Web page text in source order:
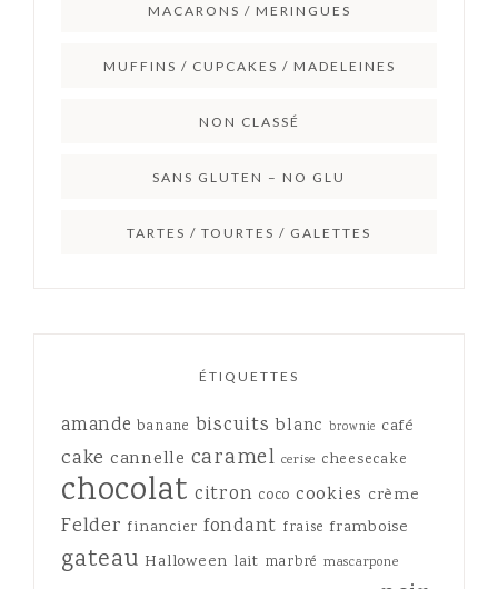
MACARONS / MERINGUES
MUFFINS / CUPCAKES / MADELEINES
NON CLASSÉ
SANS GLUTEN – NO GLU
TARTES / TOURTES / GALETTES
ÉTIQUETTES
amande banane biscuits blanc brownie café
cake cannelle caramel cerise cheesecake
chocolat citron coco cookies crème
Felder financier fondant fraise framboise
gateau Halloween lait marbré mascarpone